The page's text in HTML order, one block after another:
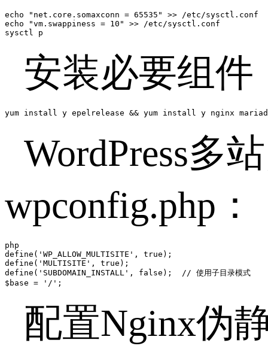
echo "net.core.somaxconn = 65535" >> /etc/sysctl.conf
echo "vm.swappiness = 10" >> /etc/sysctl.conf
sysctl p
安装必要组件
yum install y epelrelease && yum install y nginx
WordPress多
wpconfig.php
php
define('WP_ALLOW_MULTISITE', true);
define('MULTISITE', true);
define('SUBDOMAIN_INSTALL', false);  // 使用子目录模式
$base = '/';
配置Nginx伪